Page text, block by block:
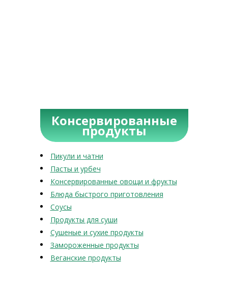
Консервированные
продукты
Пикули и чатни
Пасты и урбеч
Консервированные овощи и фрукты
Блюда быстрого приготовления
Соусы
Продукты для суши
Сушеные и сухие продукты
Замороженные продукты
Веганские продукты